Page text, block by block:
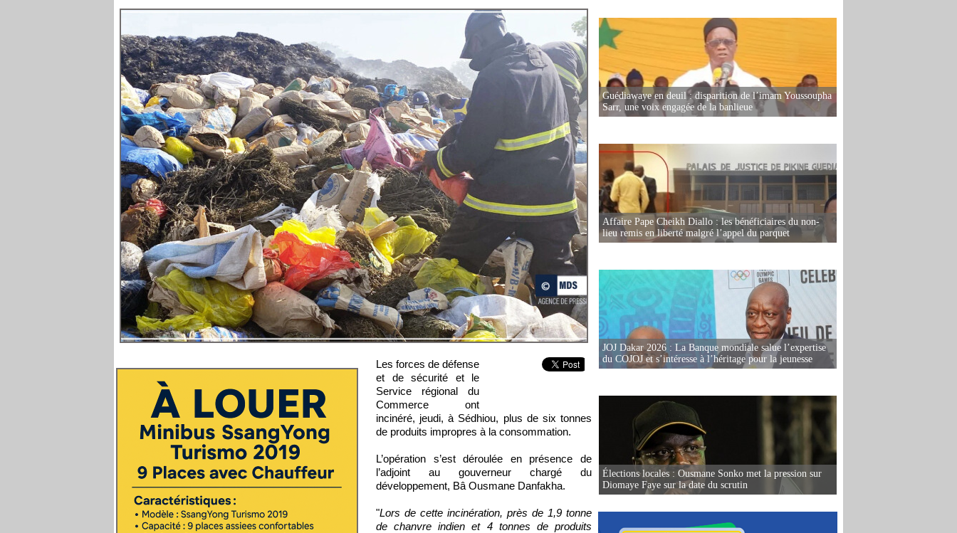
Les forces de défense
et de sécurité et le
Service régional du
Commerce ont
incinéré, jeudi, à Sédhiou, plus de six tonnes
de produits impropres à la consommation.
L’opération s’est déroulée en présence de
l’adjoint au gouverneur chargé du
développement, Bâ Ousmane Danfakha.
"Lors de cette incinération, près de 1,9 tonne
de chanvre indien et 4 tonnes de produits
Guédiawaye en deuil : disparition de l’imam Youssoupha
Sarr, une voix engagée de la banlieue
Affaire Pape Cheikh Diallo : les bénéficiaires du non-
lieu remis en liberté malgré l’appel du parquet
JOJ Dakar 2026 : La Banque mondiale salue l’expertise
du COJOJ et s’intéresse à l’héritage pour la jeunesse
Élections locales : Ousmane Sonko met la pression sur
Diomaye Faye sur la date du scrutin